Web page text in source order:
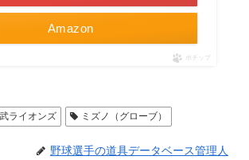
Amazon
ポチップ
ライオンズ ミズノ（グローブ）
野球選手の道具データベース管理人